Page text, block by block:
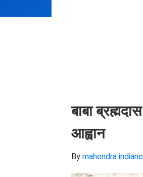
बाबा
आह्वान
By mahendra